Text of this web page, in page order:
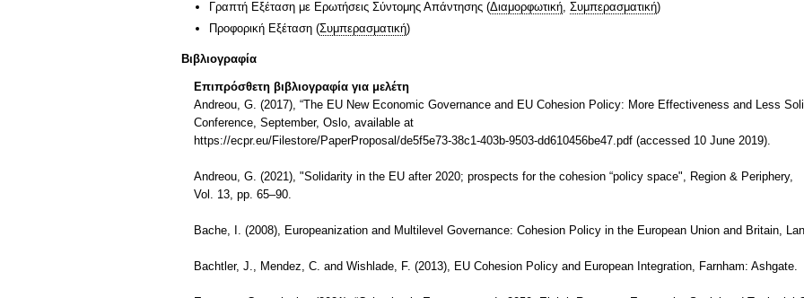
Γραπτή Εξέταση με Ερωτήσεις Σύντομης Απάντησης (Διαμορφωτική, Συμπερασματική)
Προφορική Εξέταση (Συμπερασματική)
Βιβλιογραφία
Επιπρόσθετη βιβλιογραφία για μελέτη
Andreou, G. (2017), “The EU New Economic Governance and EU Cohesion Policy: More Effectiveness and Less
Conference, September, Oslo, available at
https://ecpr.eu/Filestore/PaperProposal/de5f5e73-38c1-403b-9503-dd610456be47.pdf (accessed 10 June 2019).
Andreou, G. (2021), "Solidarity in the EU after 2020; prospects for the cohesion “policy space", Region & Periphery,
Vol. 13, pp. 65–90.
Bache, I. (2008), Europeanization and Multilevel Governance: Cohesion Policy in the European Union and Britain,
Bachtler, J., Mendez, C. and Wishlade, F. (2013), EU Cohesion Policy and European Integration, Farnham: Ashgate.